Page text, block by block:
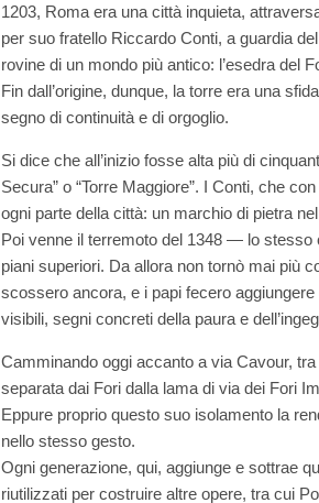
1203, Roma era una città inquieta,
per suo fratello Riccardo Conti, a guardia
rovine di un mondo più antico: l’esedra del
Fin dall’origine, dunque, la torre era una
segno di continuità e di orgoglio.
Si dice che all’inizio fosse alta più di
Secura” o “Torre Maggiore”. I Conti, che
ogni parte della città: un marchio di pietra
Poi venne il terremoto del 1348 — lo
piani superiori. Da allora non tornò mai più
scossero ancora, e i papi fecero
visibili, segni concreti della paura e
Camminando oggi accanto a via Cavour,
separata dai Fori dalla lama di via dei Fori
Eppure proprio questo suo isolamento la
nello stesso gesto.
Ogni generazione, qui, aggiunge e sottrae
riutilizzati per costruire altre opere, tra cui